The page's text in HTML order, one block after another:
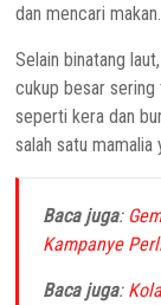
dan mencari makan.
Selain binatang
cukup besar
seperti kera dan
salah satu
Baca juga:
Kampanye
Baca juga: